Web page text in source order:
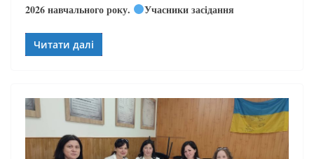
2026 навчального року.
Учасники засідання
Читати далі